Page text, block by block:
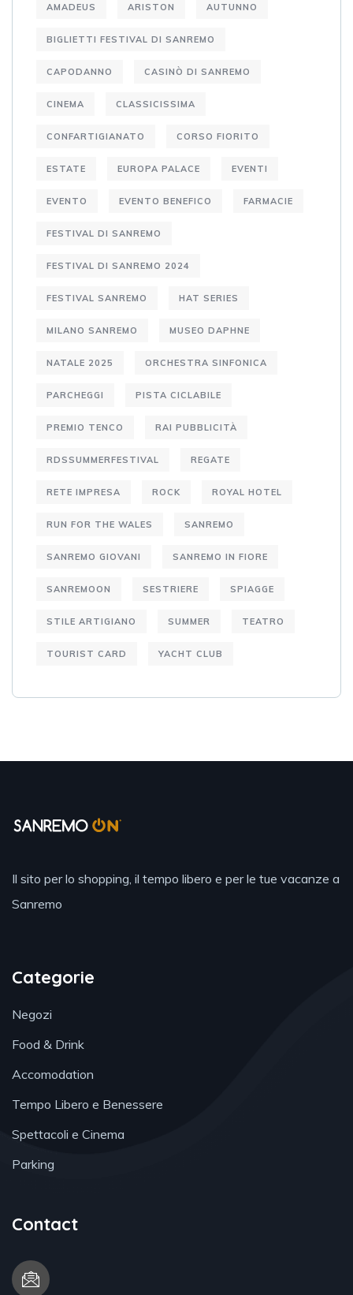
AMADEUS ARISTON AUTUNNO
BIGLIETTI FESTIVAL DI SANREMO
CAPODANNO CASINÒ DI SANREMO
CINEMA CLASSICISSIMA
CONFARTIGIANATO CORSO FIORITO
ESTATE EUROPA PALACE EVENTI
EVENTO EVENTO BENEFICO FARMACIE
FESTIVAL DI SANREMO
FESTIVAL DI SANREMO 2024
FESTIVAL SANREMO HAT SERIES
MILANO SANREMO MUSEO DAPHNE
NATALE 2025 ORCHESTRA SINFONICA
PARCHEGGI PISTA CICLABILE
PREMIO TENCO RAI PUBBLICITÀ
RDSSUMMERFESTIVAL REGATE
RETE IMPRESA ROCK ROYAL HOTEL
RUN FOR THE WALES SANREMO
SANREMO GIOVANI SANREMO IN FIORE
SANREMOON SESTRIERE SPIAGGE
STILE ARTIGIANO SUMMER TEATRO
TOURIST CARD YACHT CLUB
Il sito per lo shopping, il tempo libero e per le tue vacanze a
Sanremo
Categorie
Negozi
Food & Drink
Accomodation
Tempo Libero e Benessere
Spettacoli e Cinema
Parking
Contact